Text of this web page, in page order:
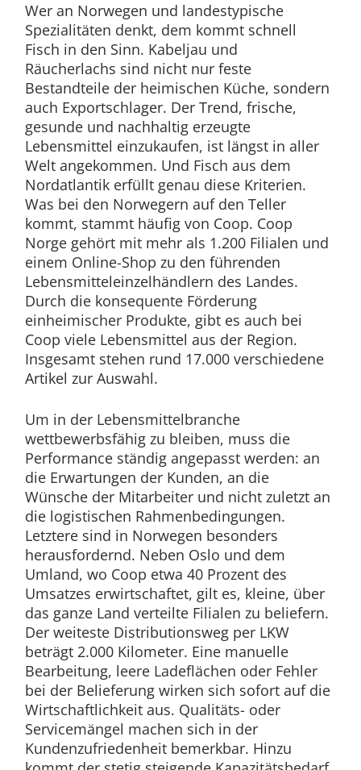
Wer an Norwegen und landestypische
Spezialitäten denkt, dem kommt schnell
Fisch in den Sinn. Kabeljau und
Räucherlachs sind nicht nur feste
Bestandteile der heimischen Küche, sondern
auch Exportschlager. Der Trend, frische,
gesunde und nachhaltig erzeugte
Lebensmittel einzukaufen, ist längst in aller
Welt angekommen. Und Fisch aus dem
Nordatlantik erfüllt genau diese Kriterien.
Was bei den Norwegern auf den Teller
kommt, stammt häufig von Coop. Coop
Norge gehört mit mehr als 1.200 Filialen und
einem Online-Shop zu den führenden
Lebensmitteleinzelhändlern des Landes.
Durch die konsequente Förderung
einheimischer Produkte, gibt es auch bei
Coop viele Lebensmittel aus der Region.
Insgesamt stehen rund 17.000 verschiedene
Artikel zur Auswahl.
Um in der Lebensmittelbranche
wettbewerbsfähig zu bleiben, muss die
Performance ständig angepasst werden: an
die Erwartungen der Kunden, an die
Wünsche der Mitarbeiter und nicht zuletzt an
die logistischen Rahmenbedingungen.
Letztere sind in Norwegen besonders
herausfordernd. Neben Oslo und dem
Umland, wo Coop etwa 40 Prozent des
Umsatzes erwirtschaftet, gilt es, kleine, über
das ganze Land verteilte Filialen zu beliefern.
Der weiteste Distributionsweg per LKW
beträgt 2.000 Kilometer. Eine manuelle
Bearbeitung, leere Ladeflächen oder Fehler
bei der Belieferung wirken sich sofort auf die
Wirtschaftlichkeit aus. Qualitäts- oder
Servicemängel machen sich in der
Kundenzufriedenheit bemerkbar. Hinzu